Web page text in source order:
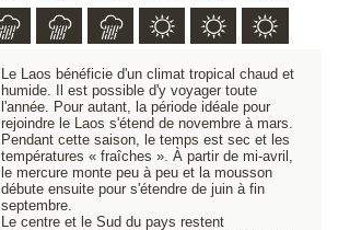
Le Laos bénéficie d'un climat tropical chaud et
humide. Il est possible d'y voyager toute
l'année. Pour autant, la période idéale pour
rejoindre le Laos s'étend de novembre à mars.
Pendant cette saison, le temps est sec et les
températures « fraîches ». À partir de mi-avril,
le mercure monte peu à peu et la mousson
débute ensuite pour s'étendre de juin à fin
septembre.
Le centre et le Sud du pays restent